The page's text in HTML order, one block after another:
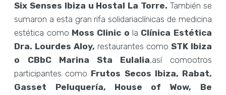
Six Senses Ibiza u Hostal La Torre. También se
sumaron a esta gran rifa solidariaclínicas de medicina
estética como Moss Clinic o la Clínica Estética
Dra. Lourdes Aloy, restaurantes como STK Ibiza
o CBbC Marina Sta Eulalia,así comootros
participantes como Frutos Secos Ibiza, Rabat,
Gasset Peluquería, House of Wow, Be